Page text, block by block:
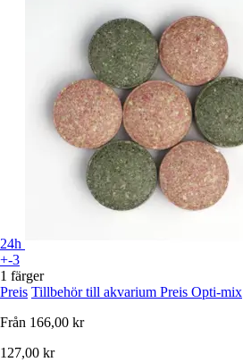
24h
+-3
1 färger
Preis Tillbehör till akvarium Preis Opti-mix
Från 166,00 kr
127,00 kr